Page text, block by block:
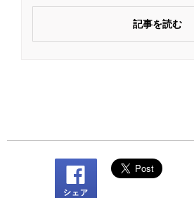
記事を読む